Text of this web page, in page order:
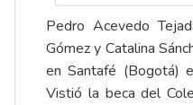
Pedro Acevedo
Gómez y Catalina
en Santafé (Bogotá)
Vistió la beca del